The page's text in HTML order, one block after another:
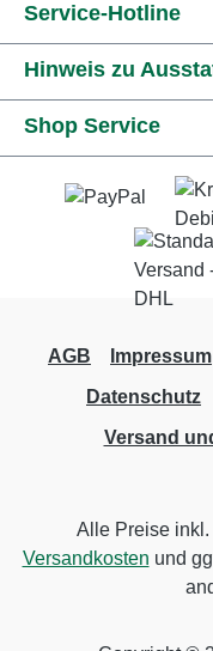
Service-Hotline
Hinweis zu
Shop Service
AGB Impressum
Datenschutz
Versand
Alle Preise inkl.
Versandkosten und